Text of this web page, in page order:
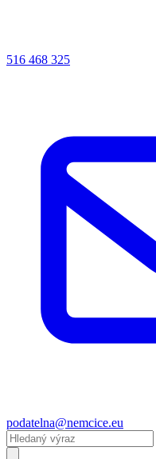
516 468 325
podatelna@nemcice.eu